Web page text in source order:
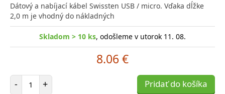
Dátový a nabíjací kábel Swissten USB / micro. Vďaka dĺžke
2,0 m je vhodný do nákladných
Skladom > 10 ks, odošleme v utorok 11. 08.
8.06 €
- Počet položiek
+ Pridať do košíka